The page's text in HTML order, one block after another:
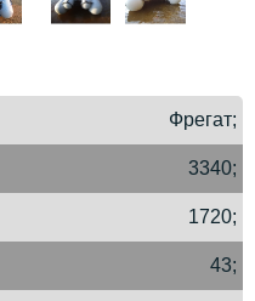
Фрегат;
3340;
1720;
43;